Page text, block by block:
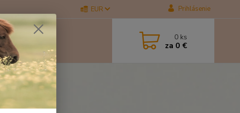
EUR Prihlásenie
0 ks
za 0 €